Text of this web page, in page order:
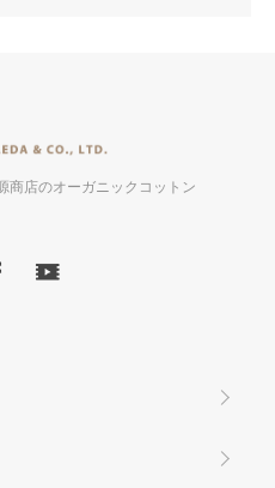
商店のオーガニックコットン